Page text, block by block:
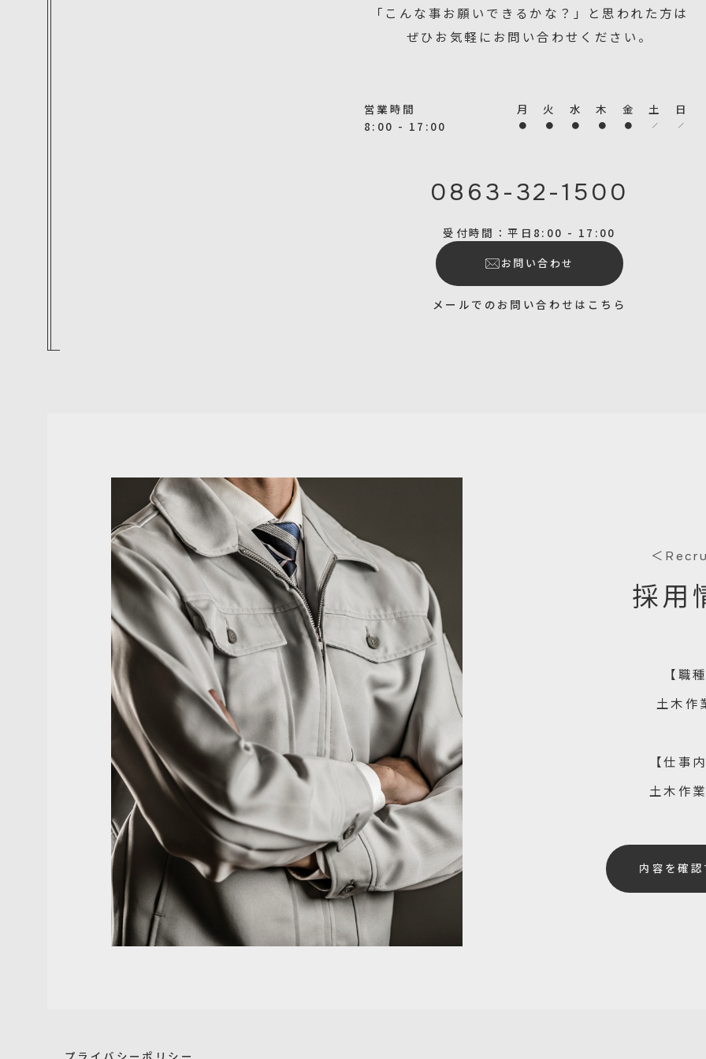
「こんな事お願いできるかな？」と思われた方は
ぜひお気軽にお問い合わせください。
営業時間 月 火 水 木 金 土
日
8:00 - 17:00
0863-32-1500
受付時間：平日8:00 - 17:00
お問い合わせ
メールでのお問い合わせはこちら
＜
採用
【職
土木作
【仕事
土木作
内容を確